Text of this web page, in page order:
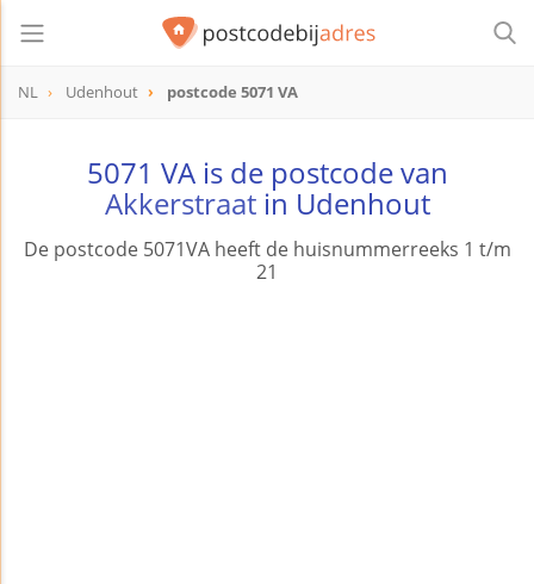
NL Udenhout postcode 5071 VA
5071 VA is de postcode van
Akkerstraatin Udenhout
De postcode 5071VA heeft de huisnummerreeks 1 t/m
21